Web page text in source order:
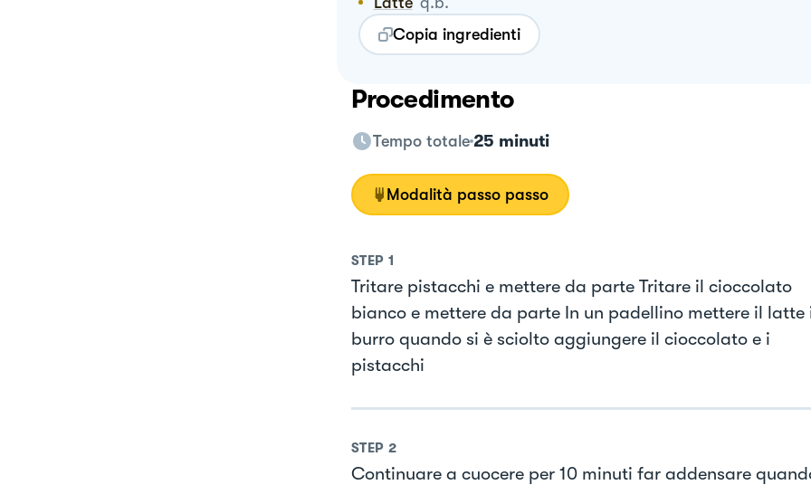
Copia ingredienti
Procedimento
Tempo totale 25 minuti
Modalità passo passo
STEP 1
Tritare pistacchi e mettere da parte Tritare il cioccolato
bianco e mettere da parte In un padellino mettere il latte
burro quando si è sciolto aggiungere il cioccolato e i
pistacchi
STEP 2
Continuare a cuocere per 10 minuti far addensare